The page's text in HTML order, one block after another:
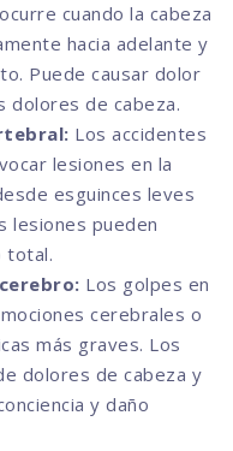
cuando la cabeza
hacia adelante y
Puede causar dolor
dolores de cabeza.
Los accidentes
lesiones en la
esguinces leves
lesiones pueden
total.
Los golpes en
cerebrales o
más graves. Los
dolores de cabeza y
y daño